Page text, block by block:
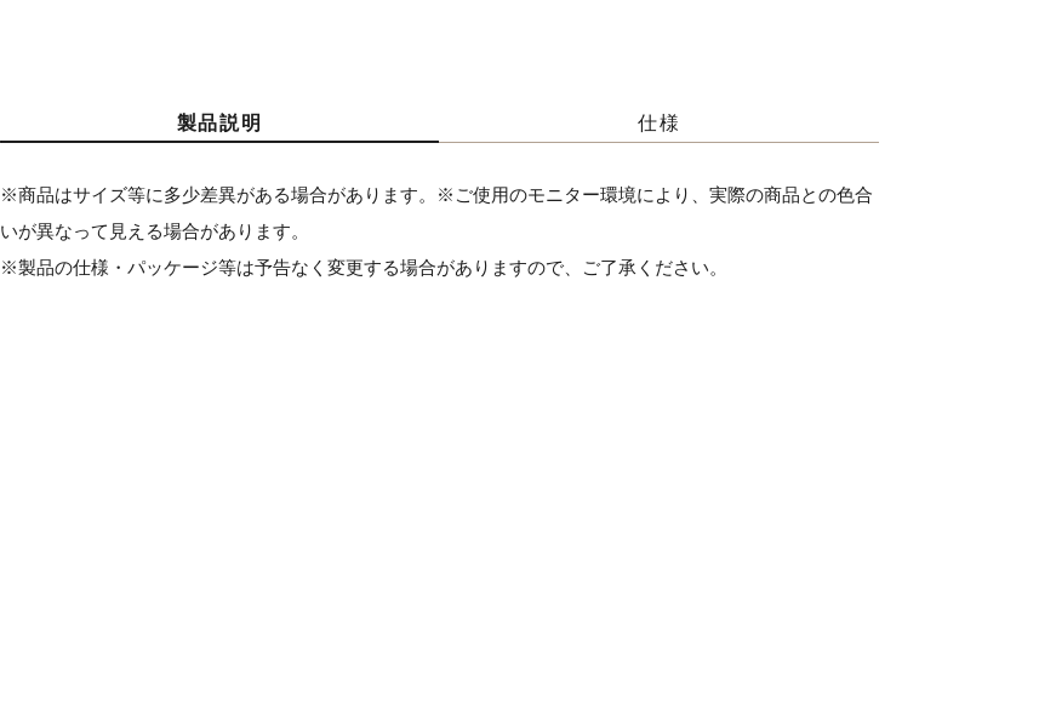
製品説明 仕様
※商品はサイズ等に多少差異がある場合があります。※ご使用のモニター環境により、実際の商品との色合
いが異なって見える場合があります。
※製品の仕様・パッケージ等は予告なく変更する場合がありますので、ご了承ください。